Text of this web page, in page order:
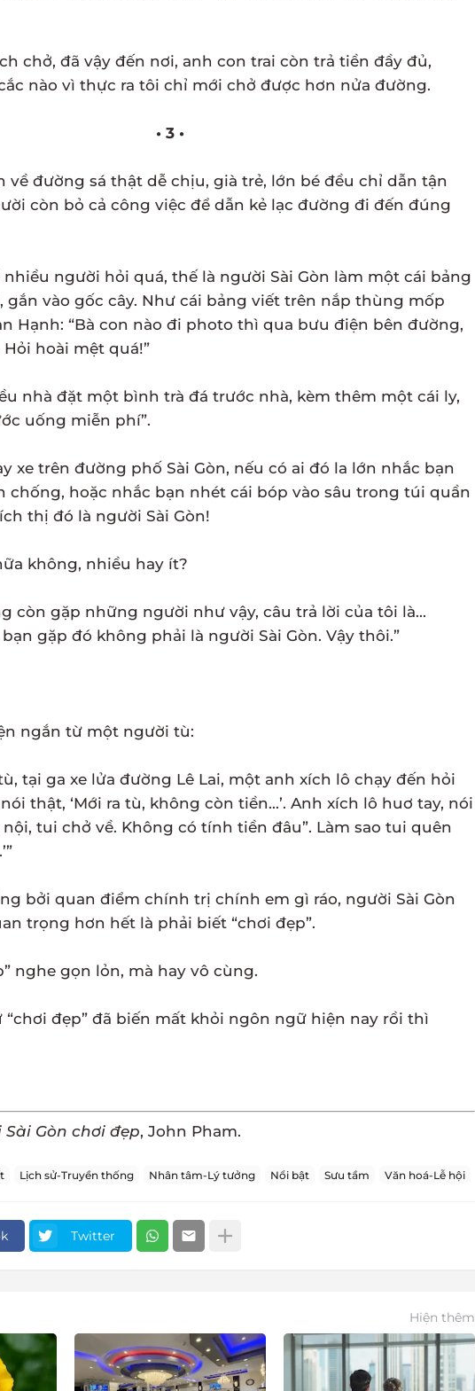
chở, đã vậy đến nơi, anh con trai còn trả tiền đầy đủ,
nào vì thực ra tôi chỉ mới chở được hơn nửa đường.
• 3 •
về đường sá thật dễ chịu, già trẻ, lớn bé đều chỉ dẫn tận
còn bỏ cả công việc để dẫn kẻ lạc đường đi đến đúng
người hỏi quá, thế là người Sài Gòn làm một cái bảng
gắn vào gốc cây. Như cái bảng viết trên nắp thùng mốp
Hạnh: “Bà con nào đi photo thì qua bưu điện bên đường,
Hỏi hoài mệt quá!”
nhà đặt một bình trà đá trước nhà, kèm thêm một cái ly,
uống miễn phí”.
xe trên đường phố Sài Gòn, nếu có ai đó la lớn nhắc bạn
chống, hoặc nhắc bạn nhét cái bóp vào sâu trong túi quần
thị đó là người Sài Gòn!
không, nhiều hay ít?
còn gặp những người như vậy, câu trả lời của tôi là...
gặp đó không phải là người Sài Gòn. Vậy thôi.”
ngắn từ một người tù:
tại ga xe lửa đường Lê Lai, một anh xích lô chạy đến hỏi
nói thật, ‘Mới ra tù, không còn tiền...’. Anh xích lô huơ tay, nói
nội, tui chở về. Không có tính tiền đâu”. Làm sao tui quên
bởi quan điểm chính trị chính em gì ráo, người Sài Gòn
trọng hơn hết là phải biết “chơi đẹp”.
nghe gọn lỏn, mà hay vô cùng.
đẹp” đã biến mất khỏi ngôn ngữ hiện nay rồi thì
Sài Gòn chơi đẹp, John Pham.
Lịch sử-Truyền thống Nhân tâm-Lý tưởng Nổi bật Sưu tầm Văn hoá-Lễ hội
Twitter
Hiện thêm